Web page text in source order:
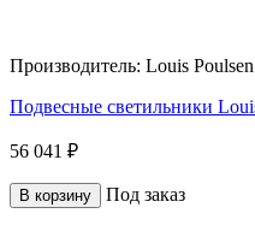
Производитель: Louis Poulsen
Подвесные светильники
56 041 ₽
В корзину Под заказ